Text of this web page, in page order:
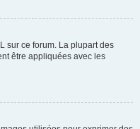
sur ce forum. La plupart des
être appliquées avec les